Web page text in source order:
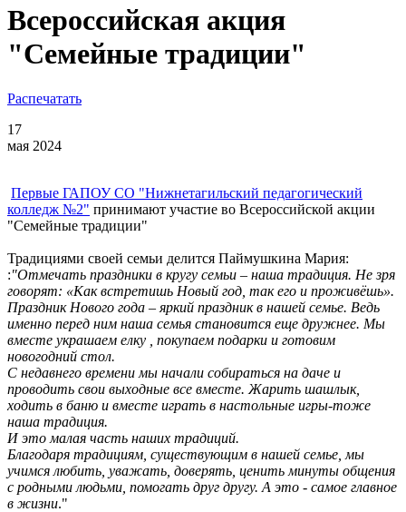
Всероссийская акция
"Семейные традиции"
Распечатать
17
мая 2024
Первые ГАПОУ СО "Нижнетагильский педагогический
колледж №2" принимают участие во Всероссийской акции
"Семейные традиции"
Традициями своей семьи делится Паймушкина Мария:
:"Отмечать праздники в кругу семьи – наша традиция. Не зря
говорят: «Как встретишь Новый год, так его и проживёшь».
Праздник Нового года – яркий праздник в нашей семье. Ведь
именно перед ним наша семья становится еще дружнее. Мы
вместе украшаем елку , покупаем подарки и готовим
новогодний стол.
С недавнего времени мы начали собираться на даче и
проводить свои выходные все вместе. Жарить шашлык,
ходить в баню и вместе играть в настольные игры-тоже
наша традиция.
И это малая часть наших традиций.
Благодаря традициям, существующим в нашей семье, мы
учимся любить, уважать, доверять, ценить минуты общения
с родными людьми, помогать друг другу. А это - самое главное
в жизни."